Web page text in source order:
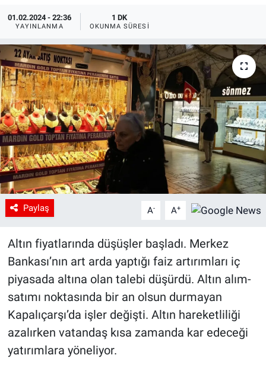
01.02.2024 - 22:36
YAYINLANMA
1 DK
OKUNMA SÜRESI
Paylaş A- A+
Altın fiyatlarında düşüşler başladı. Merkez
Bankası’nın art arda yaptığı faiz artırımları iç
piyasada altına olan talebi düşürdü. Altın alım-
satımı noktasında bir an olsun durmayan
Kapalıçarşı’da işler değişti. Altın hareketliliği
azalırken vatandaş kısa zamanda kar edeceği
yatırımlara yöneliyor.